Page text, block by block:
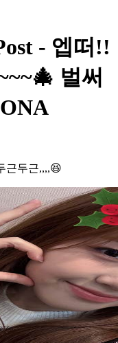
- 엡떠!!
벌써
근두근,,,,😆